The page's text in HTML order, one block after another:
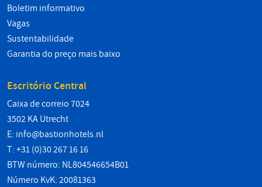
Boletim informativo
Vagas
Sustentabilidade
Garantia do preço mais baixo
Escritório Central
Caixa de correio 7024
3502 KA Utrecht
E: info@bastionhotels.nl
T: +31 (0)30 267 16 16
BTW número: NL804546654B01
Número KvK: 20081363